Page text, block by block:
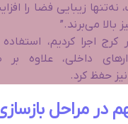
نه‌تنها زیبایی فضا را
بالا می‌برند.”
کرج اجرا کردیم،
داخلی، علاوه
حفظ کرد.